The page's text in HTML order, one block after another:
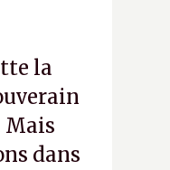
la
Mais
dans